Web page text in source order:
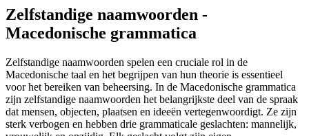
Zelfstandige naamwoorden -
Macedonische grammatica
Zelfstandige naamwoorden spelen een cruciale rol in de
Macedonische taal en het begrijpen van hun theorie is essentieel
voor het bereiken van beheersing. In de Macedonische grammatica
zijn zelfstandige naamwoorden het belangrijkste deel van de spraak
dat mensen, objecten, plaatsen en ideeën vertegenwoordigt. Ze zijn
sterk verbogen en hebben drie grammaticale geslachten: mannelijk,